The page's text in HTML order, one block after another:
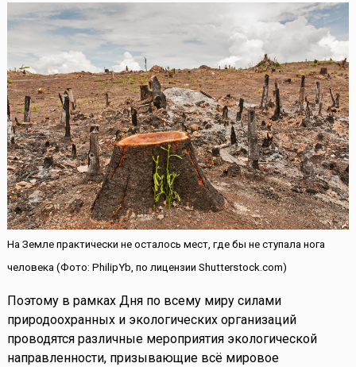
На Земле практически не осталось мест, где бы не ступала нога
человека (Фото: PhilipYb, по лицензии Shutterstock.com)
Поэтому в рамках Дня по всему миру силами
природоохранных и экологических организаций
проводятся различные мероприятия экологической
направленности, призывающие всё мировое